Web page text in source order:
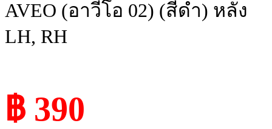
AVEO (อาวีโอ 02) (สีดำ) หลัง
LH, RH
฿ 390